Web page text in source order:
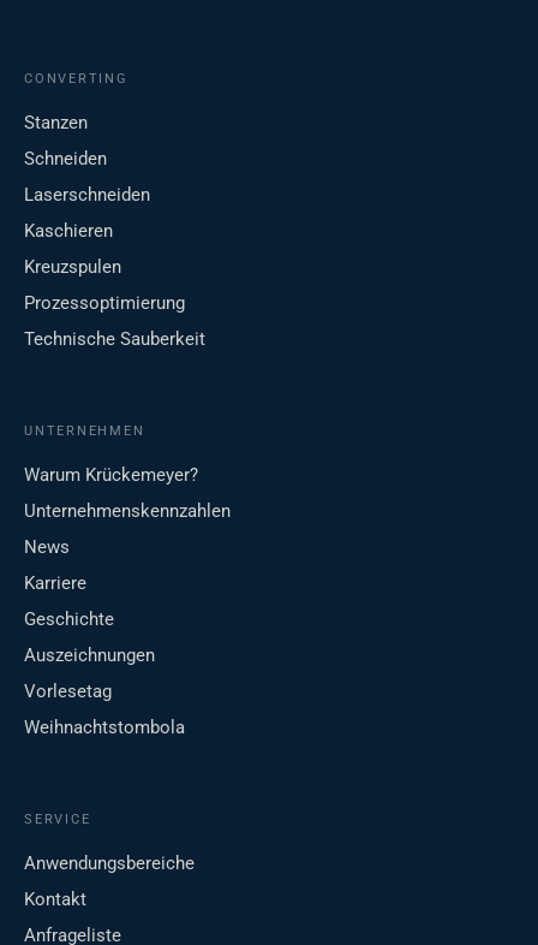
CONVERTING
Stanzen
Schneiden
Laserschneiden
Kaschieren
Kreuzspulen
Prozessoptimierung
Technische Sauberkeit
UNTERNEHMEN
Warum Krückemeyer?
Unternehmenskennzahlen
News
Karriere
Geschichte
Auszeichnungen
Vorlesetag
Weihnachtstombola
SERVICE
Anwendungsbereiche
Kontakt
Anfrageliste